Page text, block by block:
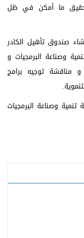
ما أمكن في ظل
صندوق تأهيل الكادر
وصناعة البرمجيات و
مناقشة توجيه برامج
وصناعة البرمجيات